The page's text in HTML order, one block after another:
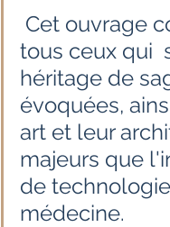
tous ceux qui
héritage de
évoquées,
art et leur
majeurs que
de
médecine.